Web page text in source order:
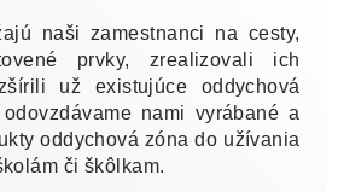
naši zamestnanci na cesty,
prvky, zrealizovali ich
už existujúce oddychová
nami vyrábané a
oddychová zóna do užívania
či škôlkam.